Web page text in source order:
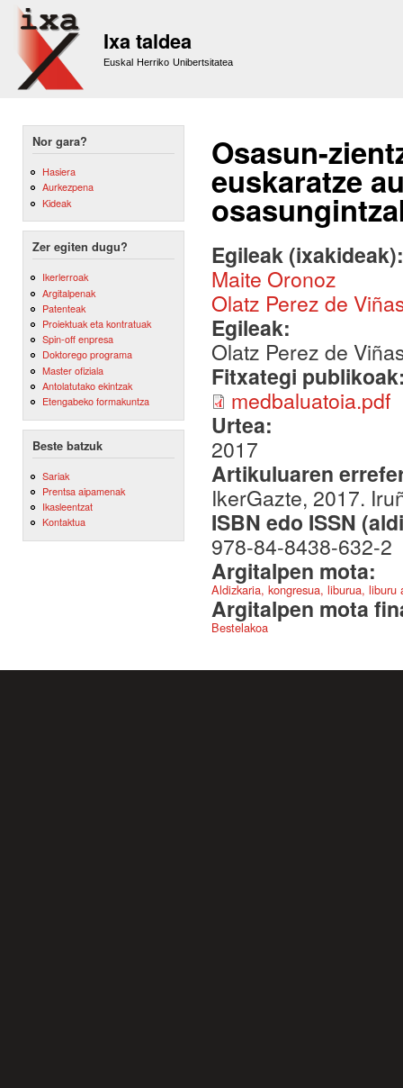
Ixa taldea
Euskal Herriko Unibertsitatea
Nor gara?
Hasiera
Aurkezpena
Kideak
Zer egiten dugu?
Ikerlerroak
Argitalpenak
Patenteak
Proiektuak eta kontratuak
Spin-off enpresa
Doktorego programa
Master ofiziala
Antolatutako ekintzak
Etengabeko formakuntza
Beste batzuk
Sariak
Prentsa aipamenak
Ikasleentzat
Kontaktua
Osasun-
euskaratze
Egileak
Maite Oronoz
Olatz Perez de
Egileak:
Olatz Perez de
Fitxategi
medbaluatoia.pdf
Urtea:
2017
Artikuluaren
IkerGazte, 2017.
ISBN edo ISSN
978-84-8438-632-2
Argitalpen mota:
Aldizkaria, kongresua, liburua,
Argitalpen mota
Bestelakoa